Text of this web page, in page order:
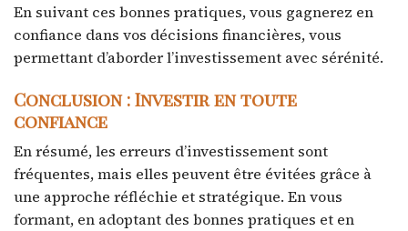
En suivant ces bonnes pratiques, vous gagnerez en
confiance dans vos décisions financières, vous
permettant d’aborder l’investissement avec sérénité.
Conclusion : Investir en toute
confiance
En résumé, les erreurs d’investissement sont
fréquentes, mais elles peuvent être évitées grâce à
une approche réfléchie et stratégique. En vous
formant, en adoptant des bonnes pratiques et en